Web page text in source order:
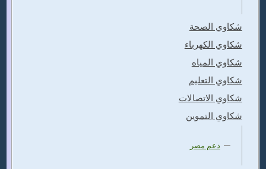
شكاوي الصحة
شكاوي الكهرباء
شكاوي المياه
شكاوي التعليم
شكاوي الاتصالات
شكاوي التموين
دعم مصر